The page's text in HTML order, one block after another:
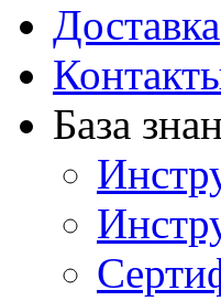
Доставка
База